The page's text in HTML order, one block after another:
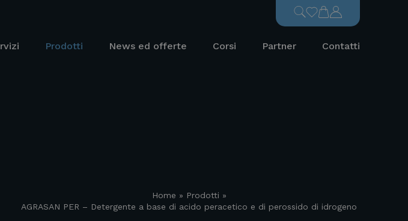
Prodotti News ed offerte Corsi Partner Contatti
Home » Prodotti »
AGRASAN PER – Detergente a base di acido peracetico e di perossido di idrogeno